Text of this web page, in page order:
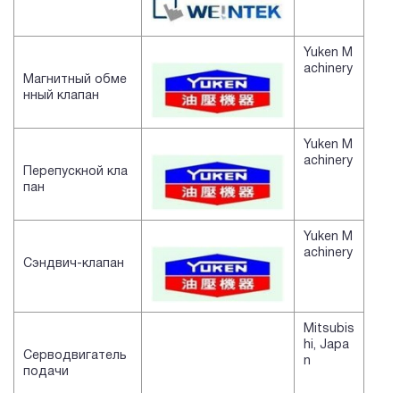
Магнитный обме
нный клапан
Yuken M
achinery
Перепускной кла
пан
Yuken M
achinery
Сэндвич-клапан
Yuken M
achinery
Серводвигатель
подачи
Mitsubis
hi, Japa
n